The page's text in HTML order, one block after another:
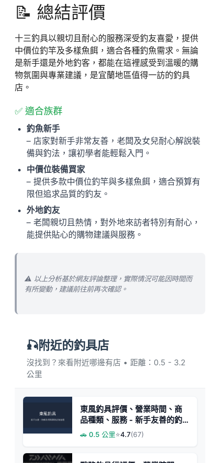
📝 總結評價
十三釣具以親切且耐心的服務深受釣友喜愛，提供
中價位釣竿及多樣魚餌，適合各種釣魚需求。無論
是新手還是外地釣客，都能在這裡感受到溫暖的購
物氛圍與專業建議，是宜蘭地區值得一訪的釣具
店。
✅ 適合族群
釣魚新手
– 店家對新手非常友善，老闆及女兒耐心解說裝
備與釣法，讓初學者能輕鬆入門。
中價位裝備買家
– 提供多款中價位釣竿與多樣魚餌，適合預算有
限但追求品質的釣友。
外地釣友
– 老闆親切且熱情，對外地來訪者特別有耐心，
能提供貼心的購物建議與服務。
⚠️ 以上分析基於網友評論整理，實際情況可能因時間而
有所變動，建議前往前再次確認。
🎣附近的釣具店
沒找到？來看附近哪邊有店 • 距離：0.5 - 3.2
公里
東風釣具評價、營業時間、商
品種類、服務 - 新手友善的釣
蝦與綜合釣具專門店
🚗 0.5 公里⭐4.7(67)